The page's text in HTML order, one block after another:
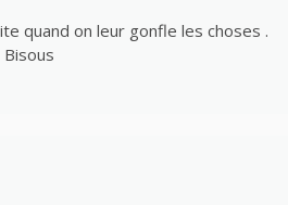
quand on leur gonfle les choses .
Bisous